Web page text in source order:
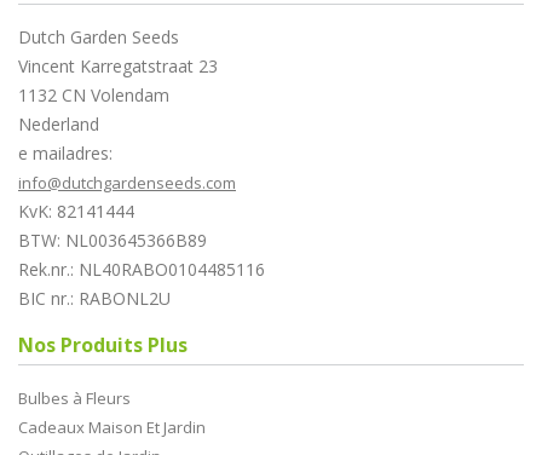
Dutch Garden Seeds
Vincent Karregatstraat 23
1132 CN Volendam
Nederland
e mailadres:
info@dutchgardenseeds.com
KvK: 82141444
BTW: NL003645366B89
Rek.nr.: NL40RABO0104485116
BIC nr.: RABONL2U
Nos Produits Plus
Bulbes à Fleurs
Cadeaux Maison Et Jardin